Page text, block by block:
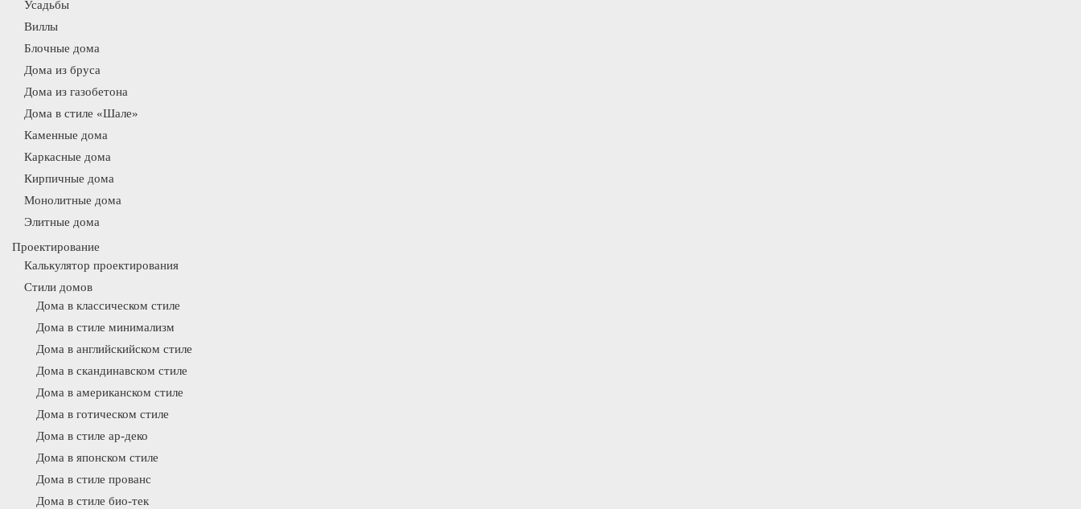
Усадьбы
Виллы
Блочные дома
Дома из бруса
Дома из газобетона
Дома в стиле «Шале»
Каменные дома
Каркасные дома
Кирпичные дома
Монолитные дома
Элитные дома
Проектирование
Калькулятор проектирования
Стили домов
Дома в классическом стиле
Дома в стиле минимализм
Дома в английскийском стиле
Дома в скандинавском стиле
Дома в американском стиле
Дома в готическом стиле
Дома в стиле ар-деко
Дома в японском стиле
Дома в стиле прованс
Дома в стиле био-тек